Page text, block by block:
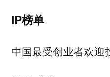
IP榜单
中国最受创业者欢迎